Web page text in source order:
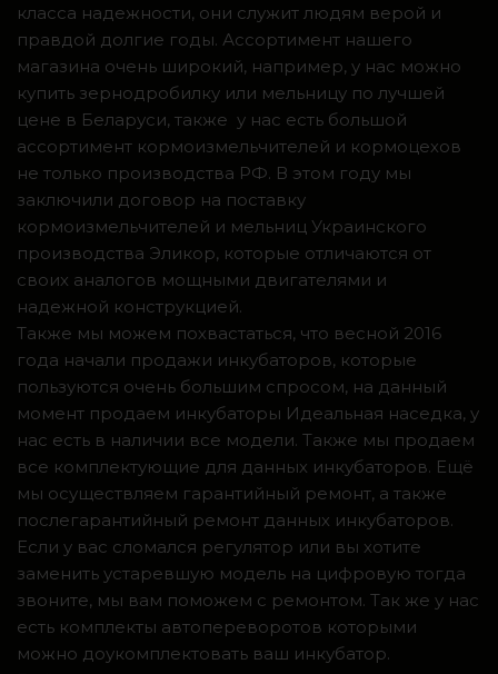
класса надежности, они служит людям верой и
правдой долгие годы. Ассортимент нашего
магазина очень широкий, например, у нас можно
купить зернодробилку или мельницу по лучшей
цене в Беларуси, также у нас есть большой
ассортимент кормоизмельчителей и кормоцехов
не только производства РФ. В этом году мы
заключили договор на поставку
кормоизмельчителей и мельниц Украинского
производства Эликор, которые отличаются от
своих аналогов мощными двигателями и
надежной конструкцией.
Также мы можем похвастаться, что весной 2016
года начали продажи инкубаторов, которые
пользуются очень большим спросом, на данный
момент продаем инкубаторы Идеальная наседка, у
нас есть в наличии все модели. Также мы продаем
все комплектующие для данных инкубаторов. Ещё
мы осуществляем гарантийный ремонт, а также
послегарантийный ремонт данных инкубаторов.
Если у вас сломался регулятор или вы хотите
заменить устаревшую модель на цифровую тогда
звоните, мы вам поможем с ремонтом. Так же у нас
есть комплекты автопереворотов которыми
можно доукомплектовать ваш инкубатор.